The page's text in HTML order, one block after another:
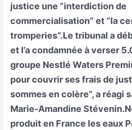
justice une “interdiction de
commercialisation” et “la
tromperies”.Le tribunal a
et l’a condamnée à verser
groupe Nestlé Waters
pour couvrir ses frais de
sommes en colère”, a réagi
Marie-Amandine
produit en France les eaux